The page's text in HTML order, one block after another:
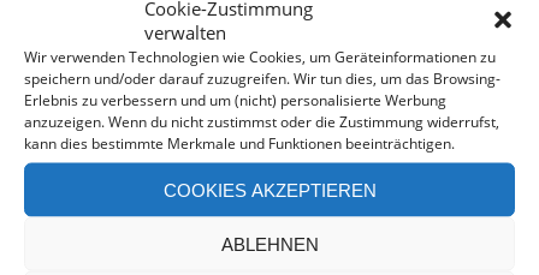
Cookie-Zustimmung
verwalten
Wir verwenden Technologien wie Cookies, um Geräteinformationen zu
speichern und/oder darauf zuzugreifen. Wir tun dies, um das Browsing-
Erlebnis zu verbessern und um (nicht) personalisierte Werbung
anzuzeigen. Wenn du nicht zustimmst oder die Zustimmung widerrufst,
kann dies bestimmte Merkmale und Funktionen beeinträchtigen.
COOKIES AKZEPTIEREN
ABLEHNEN
CAMPERVAN-BERATUNG*